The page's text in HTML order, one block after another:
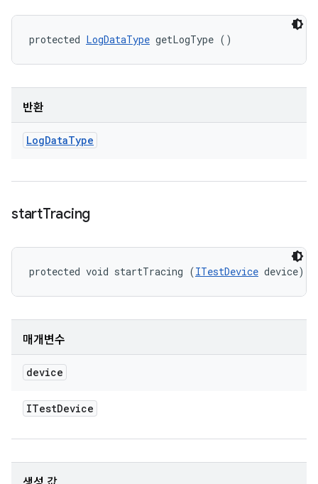
protected LogDataType getLogType ()
반환
LogDataType
startTracing
protected void startTracing (ITestDevice device)
매개변수
device
ITestDevice